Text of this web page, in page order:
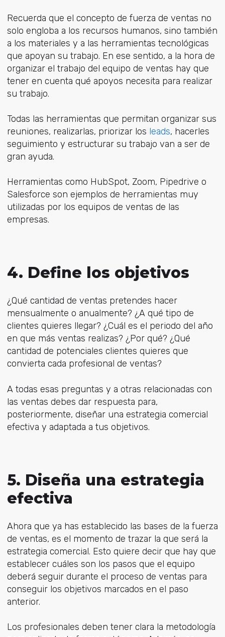
Recuerda que el concepto de fuerza de ventas no
solo engloba a los recursos humanos, sino también
a los materiales y a las herramientas tecnológicas
que apoyan su trabajo. En ese sentido, a la hora de
organizar el trabajo del equipo de ventas hay que
tener en cuenta qué apoyos necesita para realizar
su trabajo.
Todas las herramientas que permitan organizar sus
reuniones, realizarlas, priorizar los leads, hacerles
seguimiento y estructurar su trabajo van a ser de
gran ayuda.
Herramientas como HubSpot, Zoom, Pipedrive o
Salesforce son ejemplos de herramientas muy
utilizadas por los equipos de ventas de las
empresas.
4. Define los objetivos
¿Qué cantidad de ventas pretendes hacer
mensualmente o anualmente? ¿A qué tipo de
clientes quieres llegar? ¿Cuál es el periodo del año
en que más ventas realizas? ¿Por qué? ¿Qué
cantidad de potenciales clientes quieres que
convierta cada profesional de ventas?
A todas esas preguntas y a otras relacionadas con
las ventas debes dar respuesta para,
posteriormente, diseñar una estrategia comercial
efectiva y adaptada a tus objetivos.
5. Diseña una estrategia
efectiva
Ahora que ya has establecido las bases de la fuerza
de ventas, es el momento de trazar la que será la
estrategia comercial. Esto quiere decir que hay que
establecer cuáles son los pasos que el equipo
deberá seguir durante el proceso de ventas para
conseguir los objetivos marcados en el paso
anterior.
Los profesionales deben tener clara la metodología